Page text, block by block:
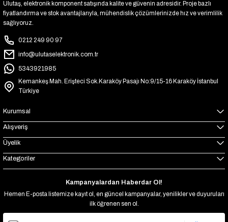
Ulutaş, elektronik komponent satışında kalite ve güvenin adresidir. Proje bazlı
fiyatlandırma ve stok avantajlarıyla, mühendislik çözümlerinizde hız ve verimlilik
sağlıyoruz.
0212 249 90 97
info@ulutaselektronik.com.tr
5343921985
Kemankeş Mah. Erişteci Sok.Karaköy Pasajı No:9/15-16 Karaköy İstanbul
Türkiye
Kurumsal
Alışveriş
Üyelik
Kategoriler
Kampanyalardan Haberdar Ol!
Hemen E-posta listemize kayıt ol, en güncel kampanyalar, yenilikler ve duyuruları
ilk öğrenen sen ol.